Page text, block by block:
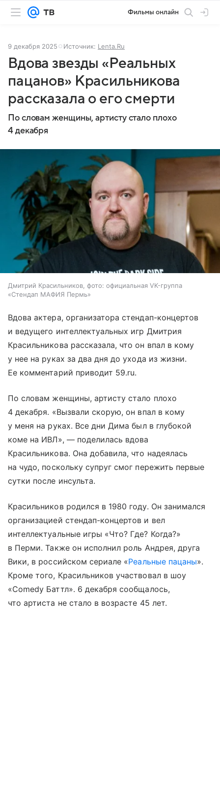
Фильмы онлайн
9 декабря 2025 Источник: Lenta.Ru
Вдова звезды «Реальных
пацанов» Красильникова
рассказала о его смерти
По словам женщины, артисту стало плохо
4 декабря
Дмитрий Красильников, фото: официальная VK-группа
«Стендап МАФИЯ Пермь»
Вдова актера, организатора стендап-концертов
и ведущего интеллектуальных игр Дмитрия
Красильникова рассказала, что он впал в кому
у нее на руках за два дня до ухода из жизни.
Ее комментарий приводит 59.ru.
По словам женщины, артисту стало плохо
4 декабря. «Вызвали скорую, он впал в кому
у меня на руках. Все дни Дима был в глубокой
коме на ИВЛ», — поделилась вдова
Красильникова. Она добавила, что надеялась
на чудо, поскольку супруг смог пережить первые
сутки после инсульта.
Красильников родился в 1980 году. Он занимался
организацией стендап-концертов и вел
интеллектуальные игры «Что? Где? Когда?»
в Перми. Также он исполнил роль Андрея, друга
Вики, в российском сериале «Реальные пацаны».
Кроме того, Красильников участвовал в шоу
«Comedy Баттл». 6 декабря сообщалось,
что артиста не стало в возрасте 45 лет.